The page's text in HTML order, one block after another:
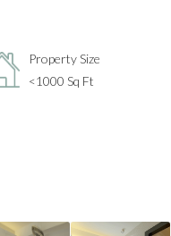
Property Size
<1000 Sq Ft